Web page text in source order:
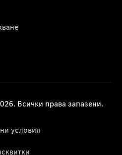
Всички права запазени.
условия